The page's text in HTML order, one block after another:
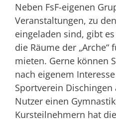
Neben FsF-eigenen
Veranstaltungen, zu
eingeladen sind, gibt
die Räume der „Arche“
mieten. Gerne können
nach eigenem
Sportverein
Nutzer einen
Kursteilnehmern hat